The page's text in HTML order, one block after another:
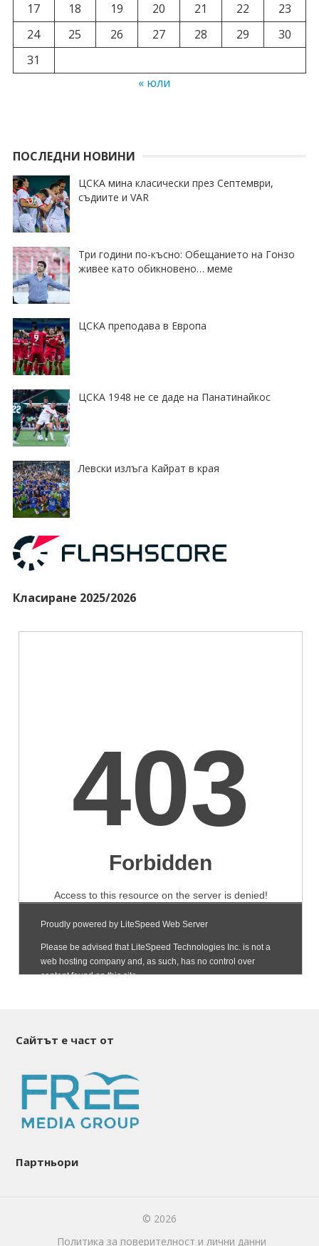
17
18 19 20 21 22
23
24
25 26 27 28 29
30
31
« юли
ПОСЛЕДНИ НОВИНИ
ЦСКА мина класически през Септември,
съдиите и VAR
Три години по-късно: Обещанието на Гонзо
живее като обикновено… меме
ЦСКА преподава в Европа
ЦСКА 1948 не се даде на Панатинайкос
Левски излъга Кайрат в края
Класиране 2025/2026
Сайтът е част от
Партньори
© 2026
Политика за поверителност и лични данни